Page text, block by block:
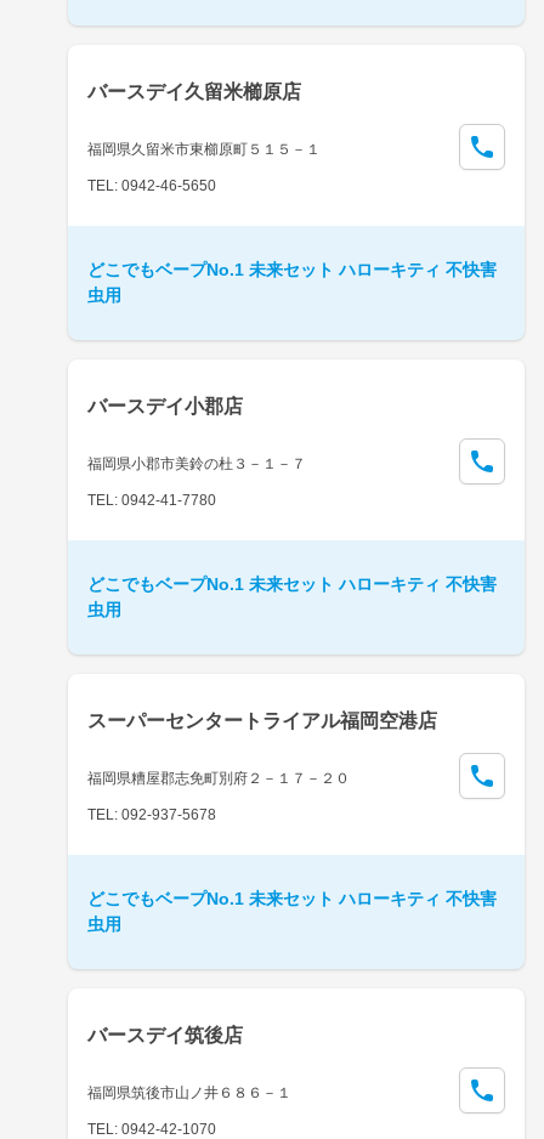
バースデイ久留米櫛原店
福岡県久留米市東櫛原町５１５－１
TEL: 0942-46-5650
どこでもベープNo.1 未来セット ハローキティ 不快害
虫用
バースデイ小郡店
福岡県小郡市美鈴の杜３－１－７
TEL: 0942-41-7780
どこでもベープNo.1 未来セット ハローキティ 不快害
虫用
スーパーセンタートライアル福岡空港店
福岡県糟屋郡志免町別府２－１７－２０
TEL: 092-937-5678
どこでもベープNo.1 未来セット ハローキティ 不快害
虫用
バースデイ筑後店
福岡県筑後市山ノ井６８６－１
TEL: 0942-42-1070